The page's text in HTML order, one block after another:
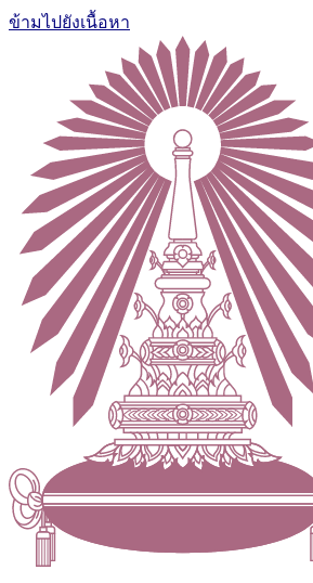
ข้ามไปยังเนื้อหา